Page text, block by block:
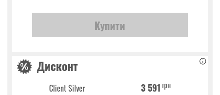
Дисконт
Client Silver 3 591грн